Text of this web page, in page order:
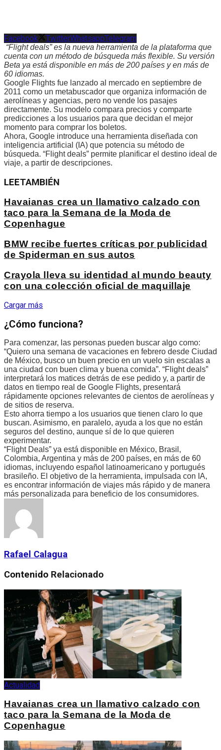
Facebook TwitterWhatsappTelegram
“Flight deals” es la nueva herramienta de la plataforma que
cuenta con un método de búsqueda más flexible. Su versión
Beta ya está disponible en más de 200 países y en más de
60 idiomas.
Google Flights fue lanzado al mercado en septiembre de
2011 como un metabuscador que organiza información de
aerolíneas y agencias, pero no vende los pasajes
directamente. Su modelo compara precios y comparte
predicciones a los usuarios para que decidan el mejor
momento para comprar los boletos.
Ahora, Google introduce una herramienta diseñada con
inteligencia artificial (IA) que potencia su método de
búsqueda. “Flight deals” permite planificar el destino ideal de
viaje, a partir de descripciones.
LEETAMBIÉN
Havaianas crea un llamativo calzado con
taco para la Semana de la Moda de
Copenhague
BMW recibe fuertes críticas por publicidad
de Spiderman en sus autos
Crayola lleva su identidad al mundo beauty
con una colección oficial de maquillaje
Cargar más
¿Cómo funciona?
Para comenzar, las personas pueden buscar algo como:
“Quiero una semana de vacaciones en febrero desde Ciudad
de México, busco un buen precio en un vuelo sin escalas a
una ciudad con buen clima y buena comida”. “Flight deals”
interpretará los matices detrás de ese pedido y, a partir de
datos en tiempo real de Google Flights, presentará
rápidamente opciones relevantes de cientos de aerolíneas y
de sitios de reserva.
Esto ahorra tiempo a los usuarios que tienen claro lo que
buscan. Asimismo, en paralelo, ayuda a los que no están
seguros del destino, aunque sí de lo que quieren
experimentar.
“Flight Deals” ya está disponible en México, Brasil,
Colombia, Argentina y más de 200 países, en más de 60
idiomas, incluyendo español latinoamericano y portugués
brasileño. El objetivo de la herramienta, impulsada con IA,
es encontrar información de viajes más rápido y de manera
más personalizada para beneficio de los consumidores.
Rafael Calagua
Contenido Relacionado
Actualidad
Havaianas crea un llamativo calzado con
taco para la Semana de la Moda de
Copenhague